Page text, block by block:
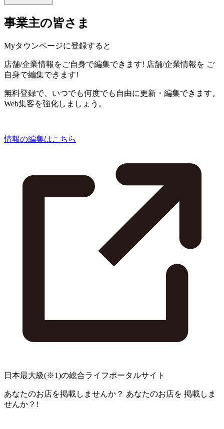
事業主の皆さま
Myタウンページに登録すると
店舗/企業情報をご自身で編集できます! 店舗/企業情報を ご
自身で編集できます!
無料登録で、いつでも何度でも自由に更新・編集できます。
Web集客を強化しましょう。
情報の編集はこちら
日本最大級(※1)の総合ライフポータルサイト
あなたのお店を掲載しませんか？ あなたのお店を 掲載しま
せんか？!